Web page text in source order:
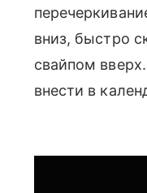
вниз, быстро
свайпом
внести в